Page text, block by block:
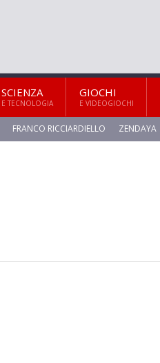
SCIENZA
E TECNOLOGIA
GIOCHI
E VIDEOGIOCHI
FRANCO RICCIARDIELLO ZENDAYA